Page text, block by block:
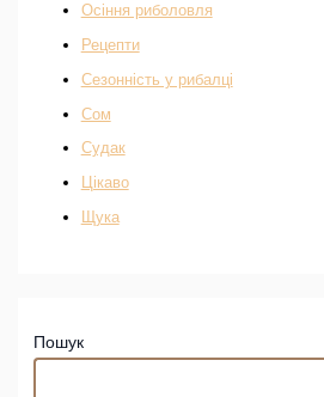
Осіння риболовля
Рецепти
Сезонність у рибалці
Сом
Судак
Цікаво
Щука
Пошук